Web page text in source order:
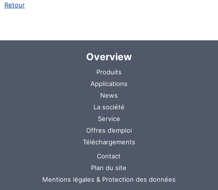
Retour
Overview
Aller
contenu
Produits
Applications
News
La société
Service
Offres d’emploi
Téléchargements
Aller
contenu
Contact
Plan du site
Mentions légales & Protection des données